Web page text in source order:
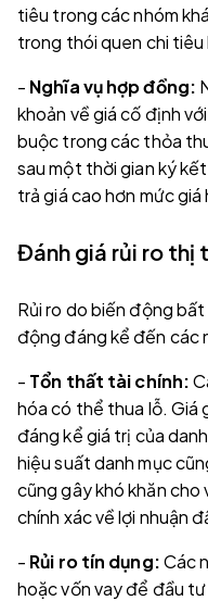
tiêu trong các nhóm
trong thói quen chi tiêu
- Nghĩa vụ hợp đồng:
khoản về giá cố định
buộc trong các thỏa
sau một thời gian ký
trả giá cao hơn mức
Đánh giá rủi ro thị
Rủi ro do biến động
động đáng kể đến các
- Tổn thất tài chính:
hóa có thể thua lỗ. Giá
đáng kể giá trị của
hiệu suất danh mục
cũng gây khó khăn cho
chính xác về lợi nhuận
- Rủi ro tín dụng:Các
hoặc vốn vay để đầu